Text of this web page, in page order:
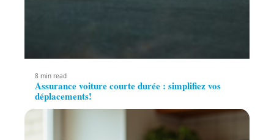
8 min read
Assurance voiture courte durée : simplifiez vos
déplacements!